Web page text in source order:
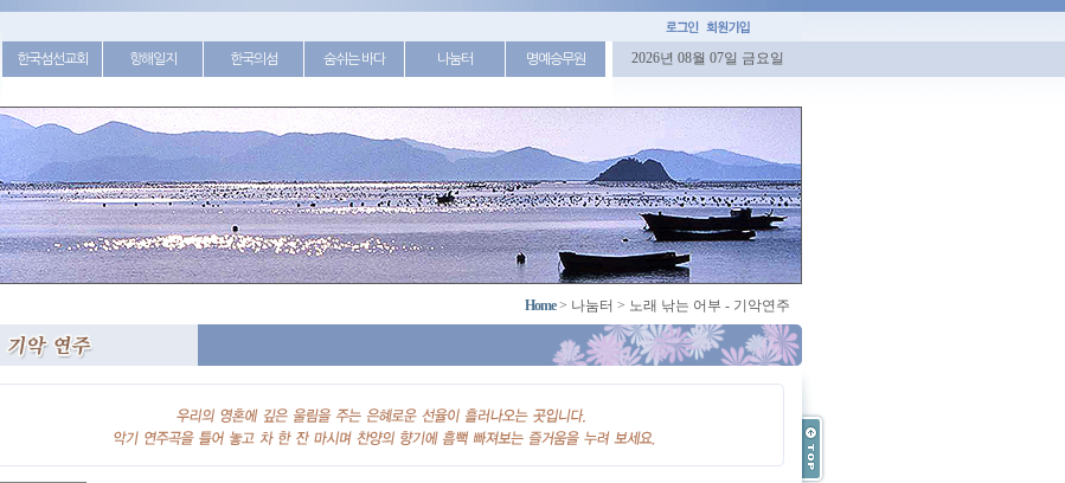
한국섬선교회 항해일지 한국의섬 숨쉬는 바다 나눔터 명예승무원 2026년 08월 07일 금요일
Home> 나눔터 > 노래 낚는 어부 - 기악연주